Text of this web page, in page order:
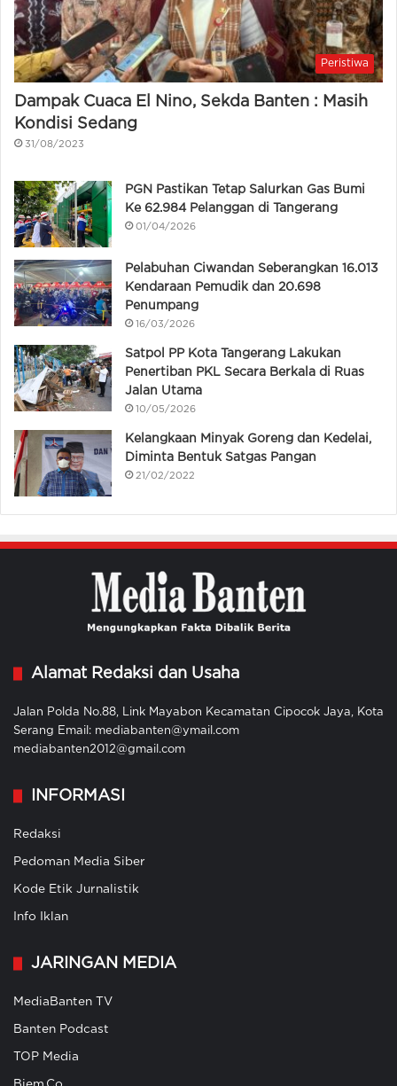
Peristiwa
Dampak Cuaca El Nino, Sekda Banten : Masih
Kondisi Sedang
31/08/2023
PGN Pastikan Tetap Salurkan Gas Bumi
Ke 62.984 Pelanggan di Tangerang
01/04/2026
Pelabuhan Ciwandan Seberangkan 16.013
Kendaraan Pemudik dan 20.698
Penumpang
16/03/2026
Satpol PP Kota Tangerang Lakukan
Penertiban PKL Secara Berkala di Ruas
Jalan Utama
10/05/2026
Kelangkaan Minyak Goreng dan Kedelai,
Diminta Bentuk Satgas Pangan
21/02/2022
Alamat Redaksi dan Usaha
Jalan Polda No.88, Link Mayabon Kecamatan Cipocok Jaya, Kota
Serang Email: mediabanten@ymail.com
mediabanten2012@gmail.com
INFORMASI
Redaksi
Pedoman Media Siber
Kode Etik Jurnalistik
Info Iklan
JARINGAN MEDIA
MediaBanten TV
Banten Podcast
TOP Media